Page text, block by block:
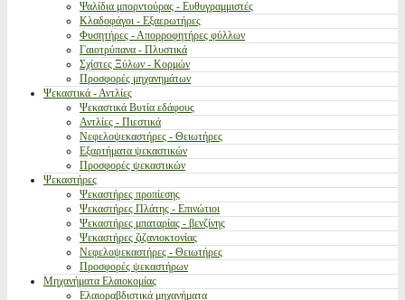
Ψαλίδια μπορντούρας - Ευθυγραμμιστές
Κλαδοφάγοι - Εξαερωτήρες
Φυσητήρες - Απορροφητήρες φύλλων
Γαιοτρύπανα - Πλυστικά
Σχίστες Ξύλων - Κορμών
Προσφορές μηχανημάτων
Ψεκαστικά - Αντλίες
Ψεκαστικά Βυτία εδάφους
Αντλίες - Πιεστικά
Νεφελοψεκαστήρες - Θειωτήρες
Εξαρτήματα ψεκαστικών
Προσφορές ψεκαστικών
Ψεκαστήρες
Ψεκαστήρες προπίεσης
Ψεκαστήρες Πλάτης - Επινώτιοι
Ψεκαστήρες μπαταρίας - βενζίνης
Ψεκαστήρες ζιζανιοκτονίας
Νεφελοψεκαστήρες - Θειωτήρες
Προσφορές ψεκαστήρων
Μηχανήματα Ελαιοκομίας
Ελαιοραβδιστικά μηχανήματα